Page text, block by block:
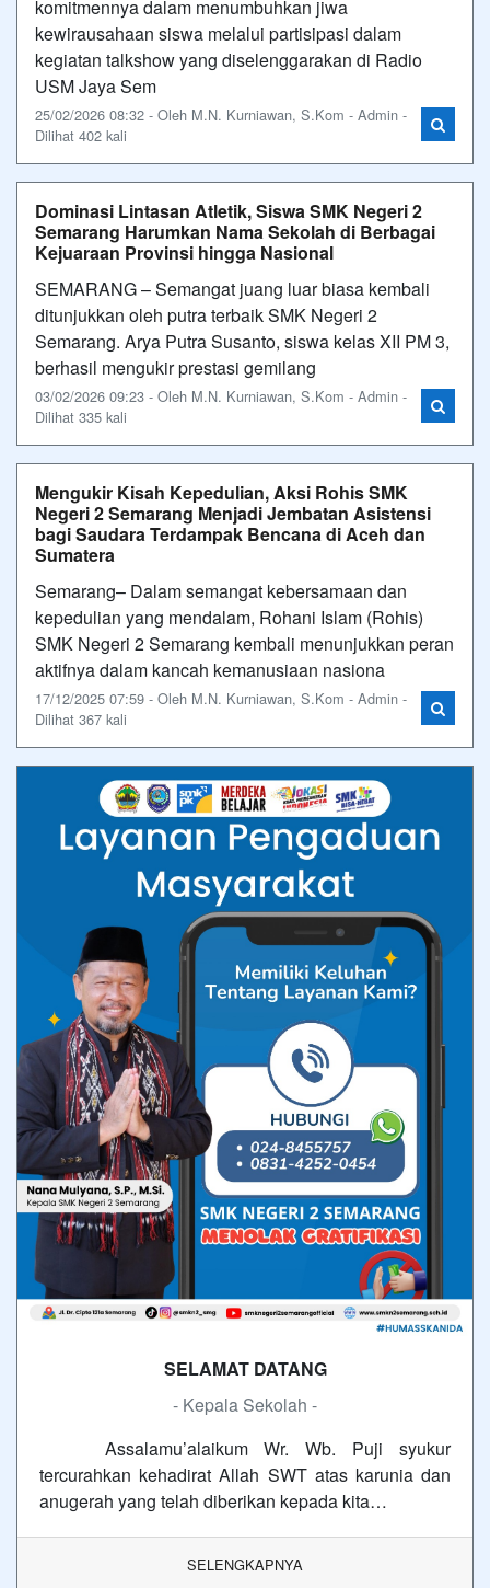
komitmennya dalam menumbuhkan jiwa
kewirausahaan siswa melalui partisipasi dalam
kegiatan talkshow yang diselenggarakan di Radio
USM Jaya Sem
25/02/2026 08:32 - Oleh M.N. Kurniawan, S.Kom - Admin -
Dilihat 402 kali
Dominasi Lintasan Atletik, Siswa SMK Negeri 2
Semarang Harumkan Nama Sekolah di Berbagai
Kejuaraan Provinsi hingga Nasional
SEMARANG – Semangat juang luar biasa kembali
ditunjukkan oleh putra terbaik SMK Negeri 2
Semarang. Arya Putra Susanto, siswa kelas XII PM 3,
berhasil mengukir prestasi gemilang
03/02/2026 09:23 - Oleh M.N. Kurniawan, S.Kom - Admin -
Dilihat 335 kali
Mengukir Kisah Kepedulian, Aksi Rohis SMK
Negeri 2 Semarang Menjadi Jembatan Asistensi
bagi Saudara Terdampak Bencana di Aceh dan
Sumatera
Semarang– Dalam semangat kebersamaan dan
kepedulian yang mendalam, Rohani Islam (Rohis)
SMK Negeri 2 Semarang kembali menunjukkan peran
aktifnya dalam kancah kemanusiaan nasiona
17/12/2025 07:59 - Oleh M.N. Kurniawan, S.Kom - Admin -
Dilihat 367 kali
SELAMAT DATANG
- Kepala Sekolah -
Assalamu’alaikum Wr. Wb. Puji syukur
tercurahkan kehadirat Allah SWT atas karunia dan
anugerah yang telah diberikan kepada kita…
SELENGKAPNYA